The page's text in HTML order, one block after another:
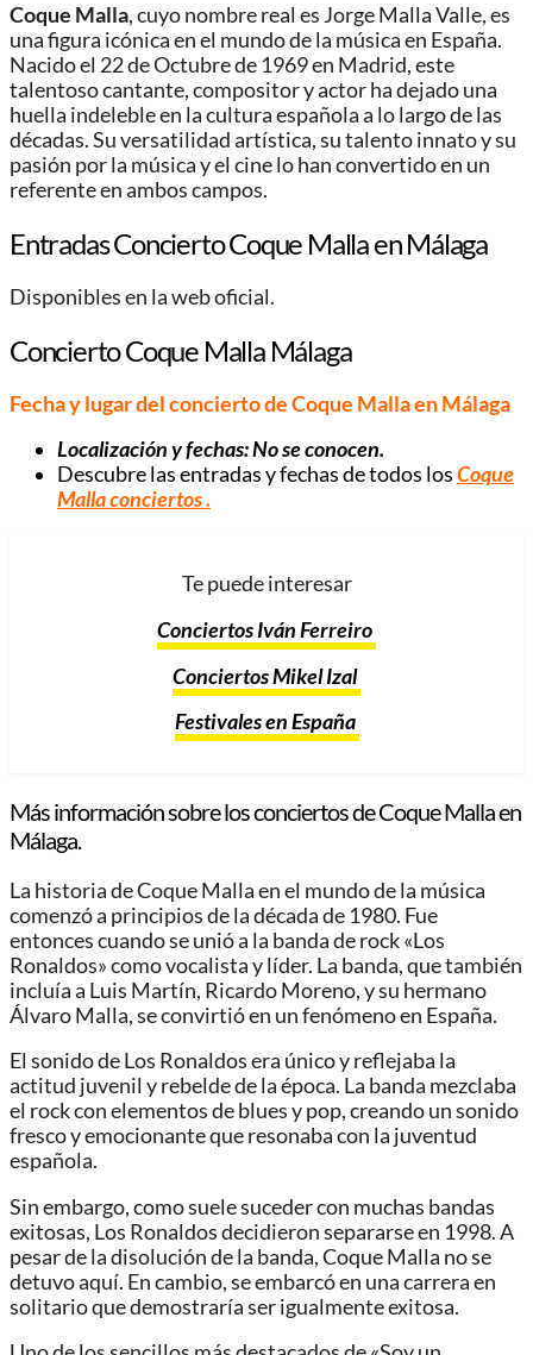
Coque Malla, cuyo nombre real es Jorge Malla Valle, es
una figura icónica en el mundo de la música en España.
Nacido el 22 de Octubre de 1969 en Madrid, este
talentoso cantante, compositor y actor ha dejado una
huella indeleble en la cultura española a lo largo de las
décadas. Su versatilidad artística, su talento innato y su
pasión por la música y el cine lo han convertido en un
referente en ambos campos.
Entradas Concierto Coque Malla en Málaga
Disponibles en la web oficial.
Concierto Coque Malla Málaga
Fecha y lugar del concierto de Coque Malla en Málaga
Localización y fechas: No se conocen.
Descubre las entradas y fechas de todos losCoque
Malla conciertos.
Te puede interesar
Conciertos Iván Ferreiro
Conciertos Mikel Izal
Festivales en España
Más información sobre los conciertos de Coque Malla en
Málaga.
La historia de Coque Malla en el mundo de la música
comenzó a principios de la década de 1980. Fue
entonces cuando se unió a la banda de rock «Los
Ronaldos» como vocalista y líder. La banda, que también
incluía a Luis Martín, Ricardo Moreno, y su hermano
Álvaro Malla, se convirtió en un fenómeno en España.
El sonido de Los Ronaldos era único y reflejaba la
actitud juvenil y rebelde de la época. La banda mezclaba
el rock con elementos de blues y pop, creando un sonido
fresco y emocionante que resonaba con la juventud
española.
Sin embargo, como suele suceder con muchas bandas
exitosas, Los Ronaldos decidieron separarse en 1998. A
pesar de la disolución de la banda, Coque Malla no se
detuvo aquí. En cambio, se embarcó en una carrera en
solitario que demostraría ser igualmente exitosa.